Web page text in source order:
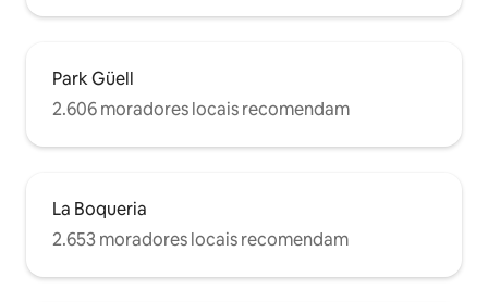
Park Güell
2.606 moradores locais recomendam
La Boqueria
2.653 moradores locais recomendam